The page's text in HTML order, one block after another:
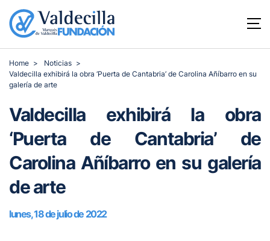
Home
Noticias
Valdecilla exhibirá la obra ‘Puerta de Cantabria’ de Carolina Añíbarro en su
galería de arte
Valdecilla exhibirá la obra
‘Puerta de Cantabria’ de
Carolina Añíbarro en su galería
de arte
lunes, 18 de julio de 2022